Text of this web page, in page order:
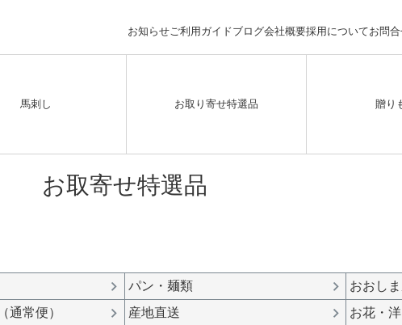
お知らせ ご利用ガイドブログ会社概要採用についてお問
馬刺し お取り寄せ特選品 贈り
お取寄せ特選品
パン・麺類
おおし
通常便） 産地直送 お花・